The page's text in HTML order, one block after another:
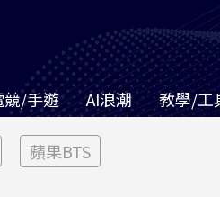
/手遊 AI浪潮 教學/工
蘋果BTS